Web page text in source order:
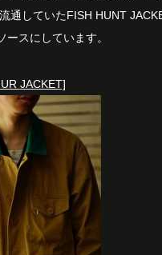
通していたFISH HUNT
スにしています。
JACKET]